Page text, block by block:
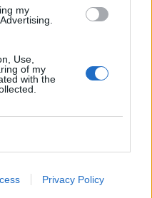
my
Use,
of my
with the
Privacy Policy